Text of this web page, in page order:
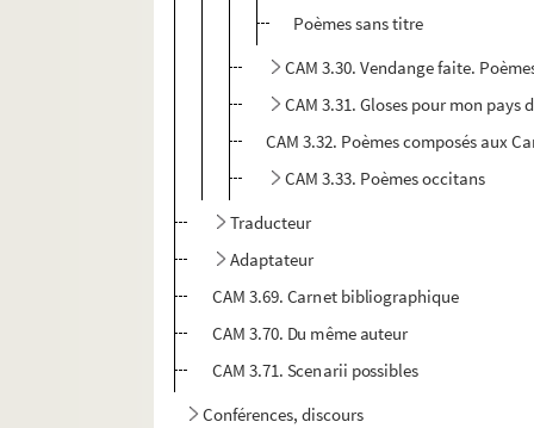
Poèmes sans titre
CAM 3.30. Vendange faite.
CAM 3.31. Gloses pour mon pays
CAM 3.32. Poèmes composés aux
CAM 3.33. Poèmes occitans
Traducteur
Adaptateur
CAM 3.69. Carnet bibliographique
CAM 3.70. Du même auteur
CAM 3.71. Scenarii possibles
Conférences, discours